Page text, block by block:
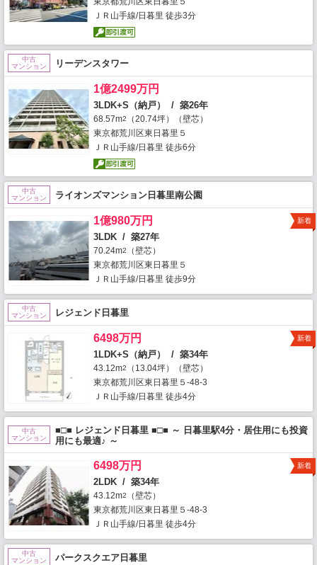
ＪＲ山手線/日暮里 徒歩3分
中古
マンション
リーデンスタワー
1億2499万円
3LDK+S（納戸） / 築26年
68.57m2
（20.74坪）（壁芯）
東京都荒川区東日暮里５
ＪＲ山手線/日暮里 徒歩6分
中古
マンション
ライオンズマンション日暮里南公園
1億980万円
3LDK / 築27年
70.24m2
（壁芯）
東京都荒川区東日暮里５
ＪＲ山手線/日暮里 徒歩9分
新着
中古
マンション
レジェンド日暮里
6498万円
1LDK+S（納戸） / 築34年
43.12m2
（13.04坪）（壁芯）
東京都荒川区東日暮里５-48-3
ＪＲ山手線/日暮里 徒歩4分
新着
中古
マンション
■□■ レジェンド日暮里 ■□■ ～ 日暮里駅4分・居住用にも投資
用にも最適♪ ～
6498万円
2LDK / 築34年
43.12m2
（壁芯）
東京都荒川区東日暮里５-48-3
ＪＲ山手線/日暮里 徒歩4分
新着
中古
マンション
パークスクエア日暮里